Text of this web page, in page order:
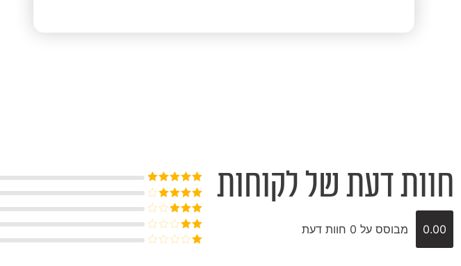
חוות דעת של לקוחות
0.00 מבוסס על 0 חוות דעת
דורג5מתוך
5
דורג4
דורג3
מתוך 5
דורג